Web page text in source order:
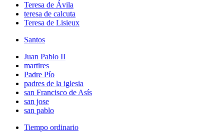
Teresa de Ávila
teresa de calcuta
Teresa de Lisieux
Santos
Juan Pablo II
martires
Padre Pío
padres de la iglesia
san Francisco de Asís
san jose
san pablo
Tiempo ordinario